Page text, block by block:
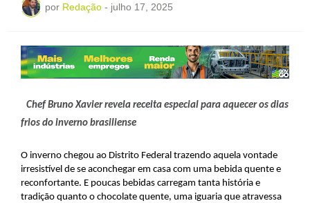
por Redação - julho 17, 2025
Chef Bruno Xavier revela receita especial para aquecer os dias
frios do inverno brasiliense
O inverno chegou ao Distrito Federal trazendo aquela vontade
irresistível de se aconchegar em casa com uma bebida quente e
reconfortante. E poucas bebidas carregam tanta história e
tradição quanto o chocolate quente, uma iguaria que atravessa